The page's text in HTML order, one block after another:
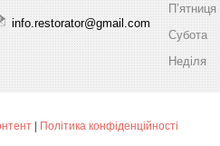
info.restorator@gmail.com
Пʼятниця
Субота
Неділя
Політика конфіденційності